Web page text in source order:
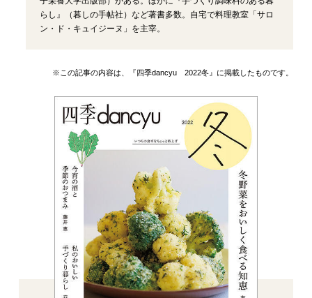
らし』（暮しの手帖社）など著書多数。自宅で料理教室「サロ
ン・ド・キュイジーヌ」を主宰。
※この記事の内容は、『四季dancyu 2022冬』に掲載したものです。